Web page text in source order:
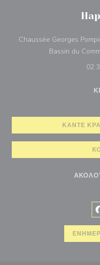
Chaussée Georges
Bassin du
02
ΚΆΝΤΕ